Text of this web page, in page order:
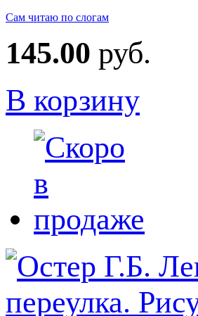
Сам читаю по слогам
145.00 руб.
В корзину